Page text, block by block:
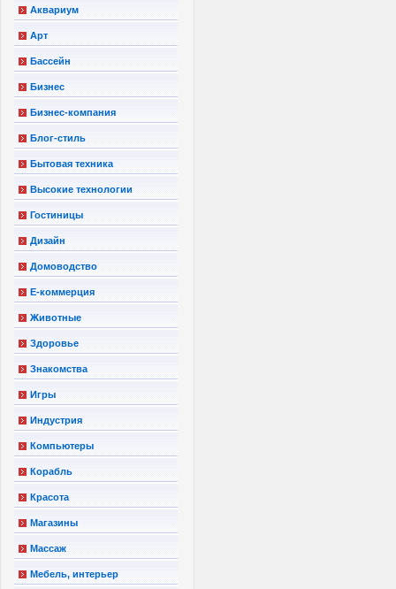
Аквариум
Арт
Бассейн
Бизнес
Бизнес-компания
Блог-стиль
Бытовая техника
Высокие технологии
Гостиницы
Дизайн
Домоводство
Е-коммерция
Животные
Здоровье
Знакомства
Игры
Индустрия
Компьютеры
Корабль
Красота
Магазины
Массаж
Мебель, интерьер